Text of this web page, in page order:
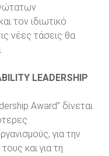
τον ιδιωτικό
νέες τάσεις θα
LEADERSHIP
Award” δίνεται
για την
και για τη